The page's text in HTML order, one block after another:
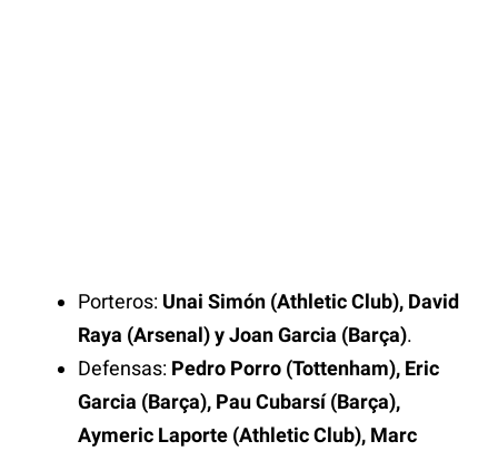
Porteros: Unai Simón (Athletic Club), David
Raya (Arsenal) y Joan Garcia (Barça).
Defensas: Pedro Porro (Tottenham), Eric
Garcia (Barça), Pau Cubarsí (Barça),
Aymeric Laporte (Athletic Club), Marc